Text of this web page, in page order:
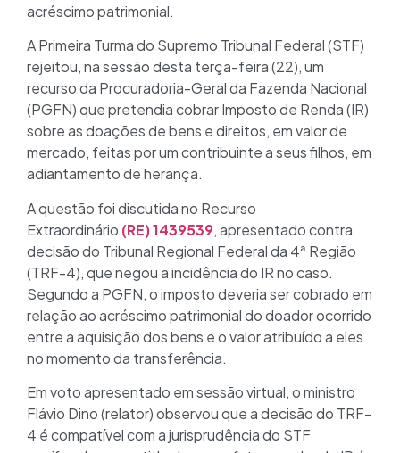
acréscimo patrimonial.
A Primeira Turma do Supremo Tribunal Federal (STF)
rejeitou, na sessão desta terça-feira (22), um
recurso da Procuradoria-Geral da Fazenda Nacional
(PGFN) que pretendia cobrar Imposto de Renda (IR)
sobre as doações de bens e direitos, em valor de
mercado, feitas por um contribuinte a seus filhos, em
adiantamento de herança.
A questão foi discutida no Recurso
Extraordinário (RE) 1439539, apresentado contra
decisão do Tribunal Regional Federal da 4ª Região
(TRF-4), que negou a incidência do IR no caso.
Segundo a PGFN, o imposto deveria ser cobrado em
relação ao acréscimo patrimonial do doador ocorrido
entre a aquisição dos bens e o valor atribuído a eles
no momento da transferência.
Em voto apresentado em sessão virtual, o ministro
Flávio Dino (relator) observou que a decisão do TRF-
4 é compatível com a jurisprudência do STF